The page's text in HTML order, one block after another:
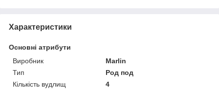
Характеристики
Основні атрибути
Виробник
Marlin
Тип
Род под
Кількість вудлищ
4